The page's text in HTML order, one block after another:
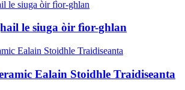
le siuga òir fìor-ghlan
Ealain Stoidhle Traidiseanta